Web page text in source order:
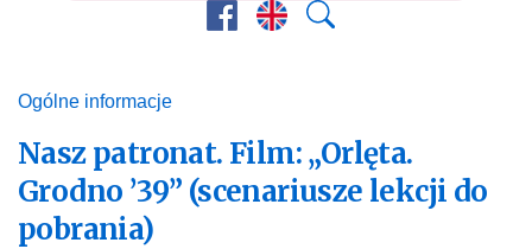
FacebookPrezes ZNP
Wyszukaj
Ogólne informacje
Nasz patronat. Film: „Orlęta.
Grodno ’39” (scenariusze lekcji do
pobrania)